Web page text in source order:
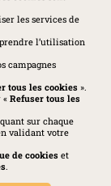
les services de
l’utilisation
campagnes
tous les cookies».
« Refuser tous les
sur chaque
validant votre
de cookieset
.
interdites